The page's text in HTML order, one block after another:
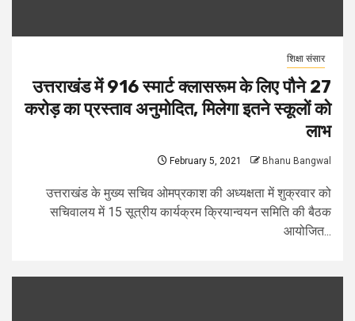
शिक्षा संसार
उत्तराखंड में 916 स्मार्ट क्लासरूम के लिए पौने 27
करोड़ का प्रस्ताव अनुमोदित, मिलेगा इतने स्कूलों को
लाभ
February 5, 2021 Bhanu Bangwal
उत्तराखंड के मुख्य सचिव ओमप्रकाश की अध्यक्षता में शुक्रवार को
सचिवालय में 15 सूत्रीय कार्यक्रम क्रियान्वयन समिति की बैठक
आयोजित...